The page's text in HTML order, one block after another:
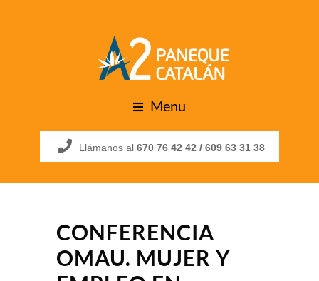
Menu
Llámanos al 670 76 42 42 / 609 63 31 38
CONFERENCIA
OMAU. MUJER Y